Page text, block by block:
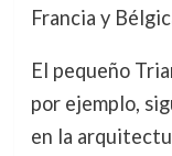
Francia y
El pequeño
por ejemplo,
en la